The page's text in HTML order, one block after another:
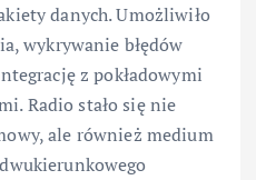
danych. Umożliwiło
wykrywanie błędów
z pokładowymi
Radio stało się nie
ale również medium